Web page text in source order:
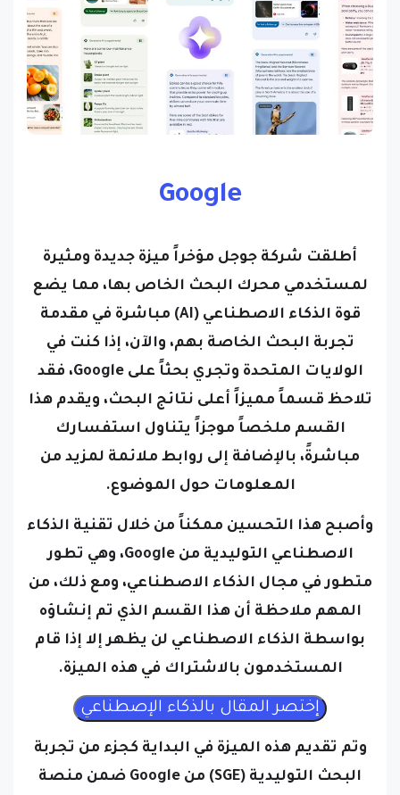
Google
أطلقت شركة جوجل مؤخراً ميزة جديدة ومثيرة
لمستخدمي محرك البحث الخاص بها، مما يضع
قوة الذكاء الاصطناعي (AI) مباشرة في مقدمة
تجربة البحث الخاصة بهم، والآن، إذا كنت في
الولايات المتحدة وتجري بحثاً على Google، فقد
تلاحظ قسماً مميزاً أعلى نتائج البحث، ويقدم هذا
القسم ملخصاً موجزاً يتناول استفسارك
مباشرةً، بالإضافة إلى روابط ملائمة لمزيد من
المعلومات حول الموضوع.
وأصبح هذا التحسين ممكناً من خلال تقنية الذكاء
الاصطناعي التوليدية من Google، وهي تطور
متطور في مجال الذكاء الاصطناعي، ومع ذلك، من
المهم ملاحظة أن هذا القسم الذي تم إنشاؤه
بواسطة الذكاء الاصطناعي لن يظهر إلا إذا قام
المستخدمون بالاشتراك في هذه الميزة.
وتم تقديم هذه الميزة في البداية كجزء من تجربة
البحث التوليدية (SGE) من Google ضمن منصة